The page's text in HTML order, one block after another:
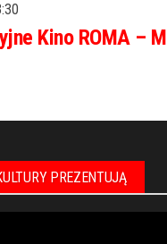
Kino ROMA –
PREZENTUJĄ